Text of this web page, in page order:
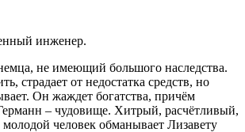
инженер.
не имеющий большого наследства.
страдает от недостатка средств, но
Он жаждет богатства, причём
– чудовище. Хитрый, расчётливый,
человек обманывает Лизавету